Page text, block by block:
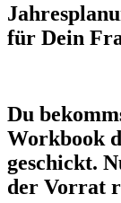
für Dein
Du
Workbook
geschickt.
der Vorrat